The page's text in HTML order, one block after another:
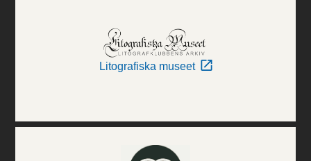
Litografiska museet